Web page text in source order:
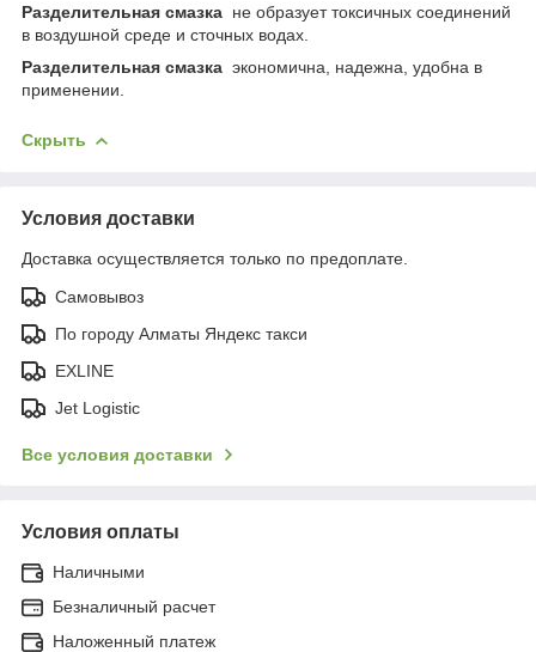
Разделительная смазка не образует токсичных соединений
в воздушной среде и сточных водах.
Разделительная смазка экономична, надежна, удобна в
применении.
Скрыть
Условия доставки
Доставка осуществляется только по предоплате.
Самовывоз
По городу Алматы Яндекс такси
EXLINE
Jet Logistic
Все условия доставки
Условия оплаты
Наличными
Безналичный расчет
Наложенный платеж